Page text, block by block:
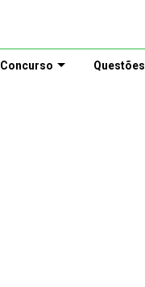
Concurso Questões